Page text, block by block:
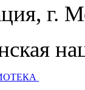
г.